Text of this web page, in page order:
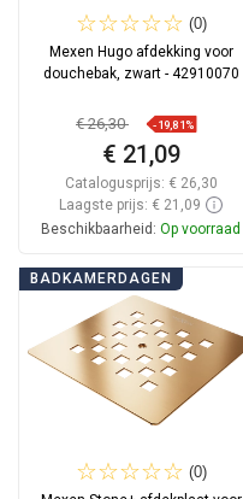
(0)
Mexen Hugo afdekking voor
douchebak, zwart - 42910070
€ 26,30 -19,81%
€ 21,09
Catalogusprijs: € 26,30
Laagste prijs: € 21,09
Beschikbaarheid: Op voorraad
In winkelwagen
favorite_border Favoriet
Vergelijk
BADKAMERDAGEN
(0)